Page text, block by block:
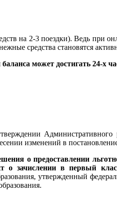
на 2-3 поездки). Ведь при
средства становятся
может достигать 24-х
Административного
изменений в
о предоставлении
о зачислении в первый
утвержденный